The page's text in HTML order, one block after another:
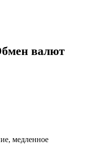
валют
медленное